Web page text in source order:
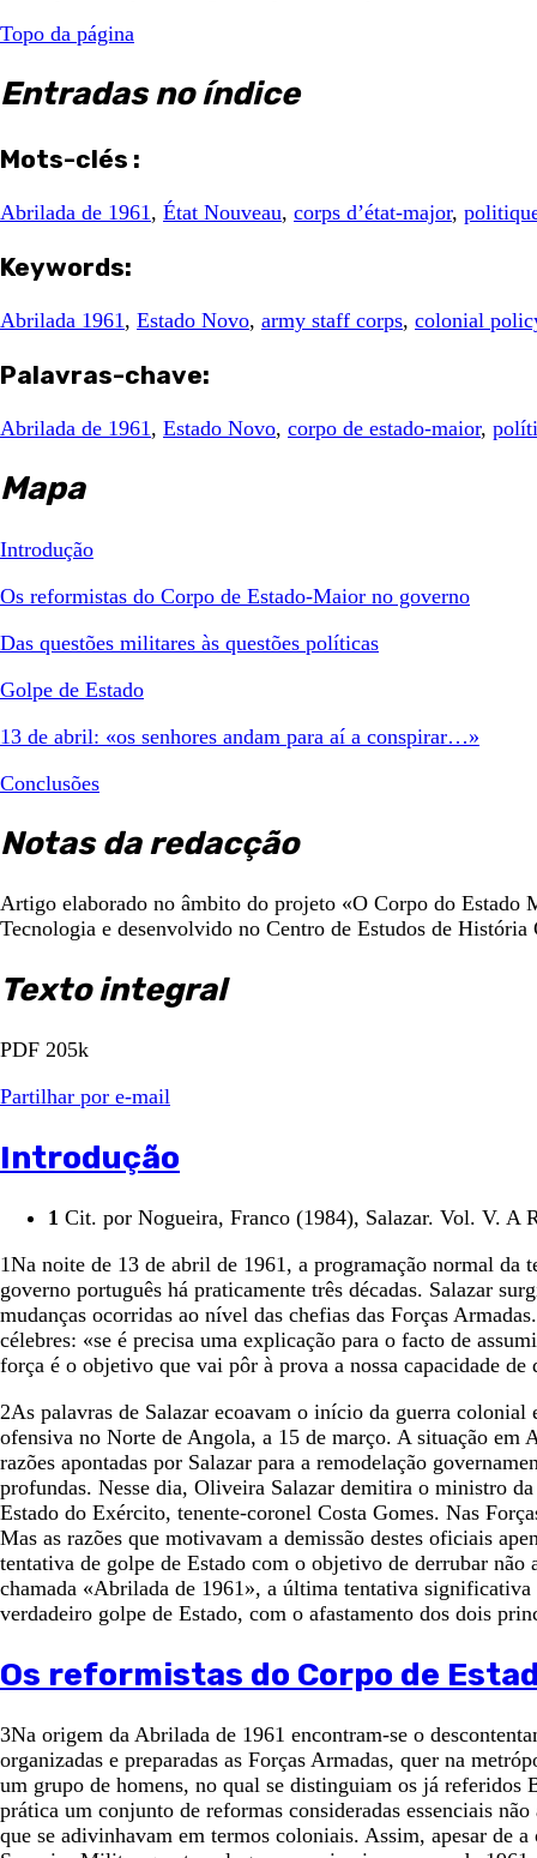
Topo da página
Entradas no índice
Mots-clés :
Abrilada de 1961 , État Nouveau, corps d’état-major,
Keywords:
Abrilada 1961 , Estado Novo, army staff corps, colonial
Palavras-chave:
Abrilada de 1961 , Estado Novo, corpo de estado-maior,
Mapa
Introdução
Os reformistas do Corpo de Estado-Maior no governo
Das questões militares às questões políticas
Golpe de Estado
13 de abril: «os senhores andam para aí a conspirar…»
Conclusões
Notas da redacção
Artigo elaborado no âmbito do projeto «O Corpo do Estado
Tecnologia e desenvolvido no Centro de Estudos de
Texto integral
PDF 205k
Partilhar por e-mail
Introdução
1 Cit. por Nogueira, Franco (1984), Salazar. Vol. V. A
1Na noite de 13 de abril de 1961, a programação normal da
governo português há praticamente três décadas. Salazar
mudanças ocorridas ao nível das chefias das Forças
célebres: «se é precisa uma explicação para o facto de
força é o objetivo que vai pôr à prova a nossa capacidade
2As palavras de Salazar ecoavam o início da guerra
ofensiva no Norte de Angola, a 15 de março. A situação em
razões apontadas por Salazar para a remodelação
profundas. Nesse dia, Oliveira Salazar demitira o ministro
Estado do Exército, tenente-coronel Costa Gomes. Nas
Mas as razões que motivavam a demissão destes oficiais
tentativa de golpe de Estado com o objetivo de derrubar
chamada «Abrilada de 1961», a última tentativa
verdadeiro golpe de Estado, com o afastamento dos dois
Os reformistas do Corpo de
3Na origem da Abrilada de 1961 encontram-se o
organizadas e preparadas as Forças Armadas, quer na
um grupo de homens, no qual se distinguiam os já
prática um conjunto de reformas consideradas essenciais
que se adivinhavam em termos coloniais. Assim, apesar de